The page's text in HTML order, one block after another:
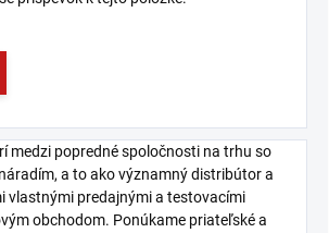
medzi popredné spoločnosti na trhu so
a to ako významný distribútor a
vlastnými predajnými a testovacími
obchodom. Ponúkame priateľské a